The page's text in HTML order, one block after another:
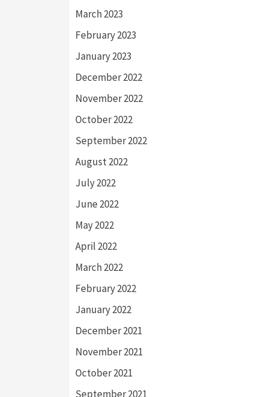
March 2023
February 2023
January 2023
December 2022
November 2022
October 2022
September 2022
August 2022
July 2022
June 2022
May 2022
April 2022
March 2022
February 2022
January 2022
December 2021
November 2021
October 2021
September 2021